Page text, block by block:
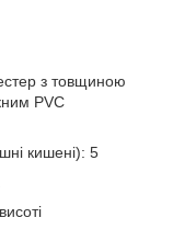
з товщиною
PVC
кишені): 5